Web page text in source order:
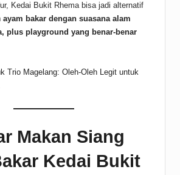
Kedai Bukit Rhema bisa jadi alternatif
ayam bakar dengan suasana alam
plus playground yang benar-benar
Trio Magelang: Oleh-Oleh Legit untuk
Makan Siang
Kedai Bukit